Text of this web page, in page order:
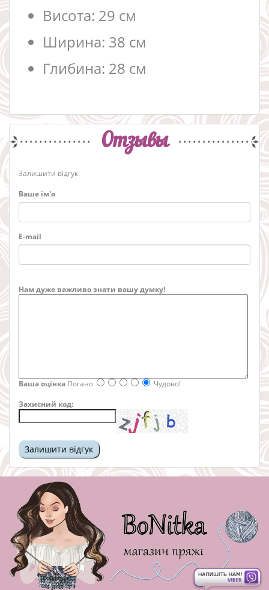
Висота: 29 см
Ширина: 38 см
Глибина: 28 см
Отзывы
Залишити відгук
Ваше ім'я
E-mail
Нам дуже важливо знати вашу думку!
Ваша оцінка Погано
Чудово!
Захисний код: